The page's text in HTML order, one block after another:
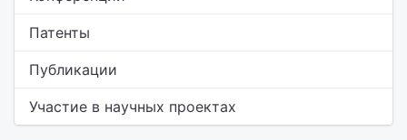
Патенты
Публикации
Участие в научных проектах